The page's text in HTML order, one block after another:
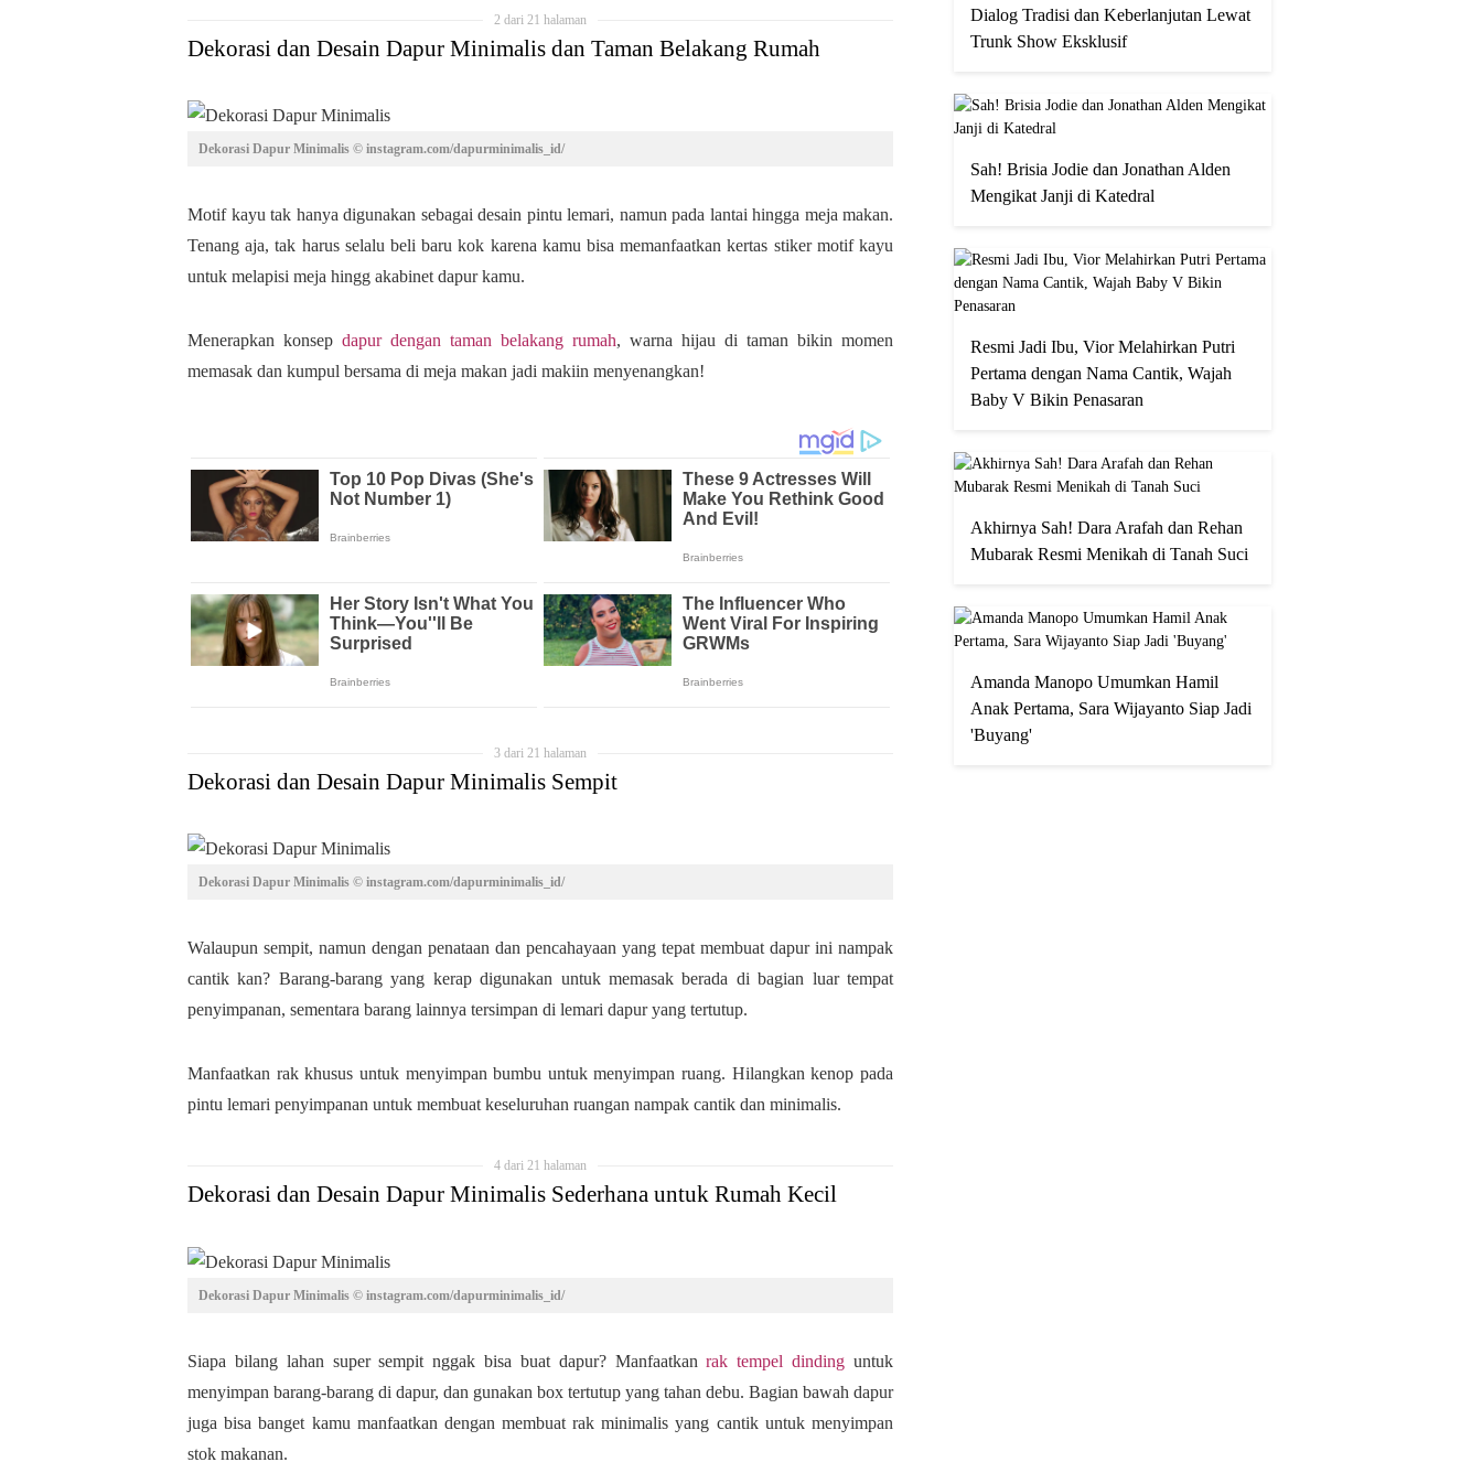
2 dari 21 halaman
Dekorasi dan Desain Dapur Minimalis dan Taman Belakang Rumah
Dekorasi Dapur Minimalis © instagram.com/dapurminimalis_id/
Motif kayu tak hanya digunakan sebagai desain pintu lemari, namun pada lantai hingga meja makan.
Tenang aja, tak harus selalu beli baru kok karena kamu bisa memanfaatkan kertas stiker motif kayu
untuk melapisi meja hingg akabinet dapur kamu.
Menerapkan konsep dapur dengan taman belakang rumah, warna hijau di taman bikin momen
memasak dan kumpul bersama di meja makan jadi makiin menyenangkan!
3 dari 21 halaman
Dekorasi dan Desain Dapur Minimalis Sempit
Dekorasi Dapur Minimalis © instagram.com/dapurminimalis_id/
Walaupun sempit, namun dengan penataan dan pencahayaan yang tepat membuat dapur ini nampak
cantik kan? Barang-barang yang kerap digunakan untuk memasak berada di bagian luar tempat
penyimpanan, sementara barang lainnya tersimpan di lemari dapur yang tertutup.
Manfaatkan rak khusus untuk menyimpan bumbu untuk menyimpan ruang. Hilangkan kenop pada
pintu lemari penyimpanan untuk membuat keseluruhan ruangan nampak cantik dan minimalis.
4 dari 21 halaman
Dekorasi dan Desain Dapur Minimalis Sederhana untuk Rumah Kecil
Dekorasi Dapur Minimalis © instagram.com/dapurminimalis_id/
Siapa bilang lahan super sempit nggak bisa buat dapur? Manfaatkanrak tempel dinding untuk
menyimpan barang-barang di dapur, dan gunakan box tertutup yang tahan debu. Bagian bawah dapur
juga bisa banget kamu manfaatkan dengan membuat rak minimalis yang cantik untuk menyimpan
stok makanan.
Dialog Tradisi dan Keberlanjutan Lewat
Trunk Show Eksklusif
Sah! Brisia Jodie dan Jonathan Alden
Mengikat Janji di Katedral
Resmi Jadi Ibu, Vior Melahirkan Putri
Pertama dengan Nama Cantik, Wajah
Baby V Bikin Penasaran
Akhirnya Sah! Dara Arafah dan Rehan
Mubarak Resmi Menikah di Tanah Suci
Amanda Manopo Umumkan Hamil
Anak Pertama, Sara Wijayanto Siap Jadi
'Buyang'